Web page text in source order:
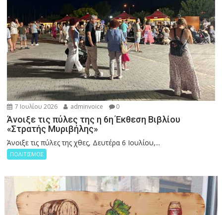
7 Ιουλίου 2026 adminvoice 0
Άνοιξε τις πύλες της η 6η Έκθεση Βιβλίου
«Στρατής Μυριβήλης»
Άνοιξε τις πύλες της χθες, Δευτέρα 6 Ιουλίου,...
ΠΟΛΙΤΙΣΜΟΣ